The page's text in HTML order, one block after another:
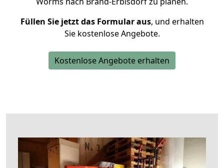
Füllen Sie jetzt das Formular aus, und erhalten
Sie kostenlose Angebote.
Kostenlose Angebote erhalten